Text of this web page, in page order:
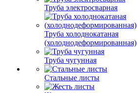
Труба электросварная
Труба холоднокатаная
(холоднодеформированная)
Труба чугунная
Стальные листы